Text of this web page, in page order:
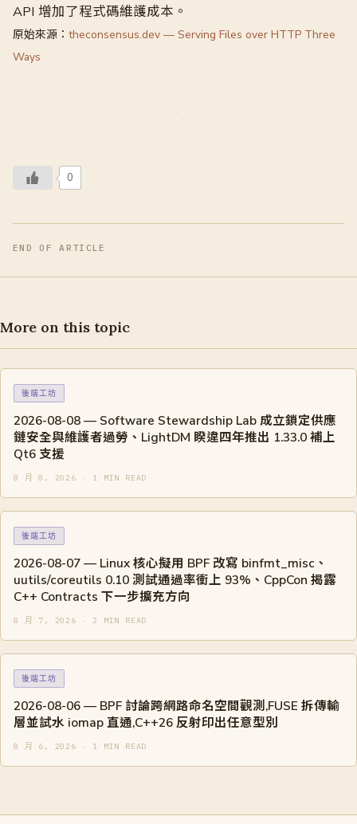
API 增加了程式碼維護成本。
原始來源： theconsensus.dev — Serving Files over HTTP Three
Ways
0
END OF ARTICLE
More on this topic
後端工坊
2026-08-08 — Software Stewardship Lab 成立鎖定供應
鏈安全與維護者過勞、LightDM 睽違四年推出 1.33.0 補上
Qt6 支援
8 月 8, 2026 · 1 MIN READ
後端工坊
2026-08-07 — Linux 核心擬用 BPF 改寫 binfmt_misc、
uutils/coreutils 0.10 測試通過率衝上 93%、CppCon 揭露
C++ Contracts 下一步擴充方向
8 月 7, 2026 · 2 MIN READ
後端工坊
2026-08-06 — BPF 討論跨網路命名空間觀測,FUSE 拆傳輸
層並試水 iomap 直通,C++26 反射印出任意型別
8 月 6, 2026 · 1 MIN READ